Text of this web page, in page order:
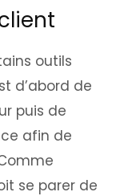
outils
d’abord de
puis de
afin de
se parer de